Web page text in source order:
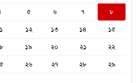
৫ ৬ ৭
৮
১২ ১৩ ১৪
১৫
১৯ ২০ ২১
২২
২৬ ২৭ ২৮
২৯